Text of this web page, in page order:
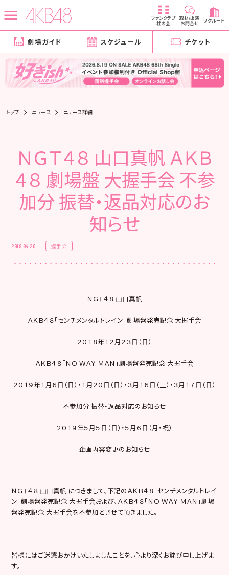
ファンクラブ
-柱の会-
取材/出演
お問合せ リクルート
劇場ガイド スケジュール チケット
トップ ニュース ニュース詳細
ＮＧＴ４８ 山口真帆 ＡＫＢ
４８ 劇場盤 大握手会 不参
加分 振替・返品対応のお
知らせ
2019.04.26 握手会
ＮＧＴ４８ 山口真帆
ＡＫＢ４８「センチメンタルトレイン」劇場盤発売記念 大握手会
２０１８年１２月２３日（日）
ＡＫＢ４８「ＮＯ ＷＡＹ ＭＡＮ」劇場盤発売記念 大握手会
２０１９年１月６日（日）・１月２０日（日）・３月１６日（土）・３月１７日（日）
不参加分 振替・返品対応のお知らせ
２０１９年５月５日（日）・５月６日（月・祝）
企画内容変更のお知らせ
ＮＧＴ４８ 山口真帆 につきまして、下記のＡＫＢ４８「センチメンタルトレイ
ン」劇場盤発売記念 大握手会および、ＡＫＢ４８「ＮＯ ＷＡＹ ＭＡＮ」劇場
盤発売記念 大握手会を不参加とさせて頂きました。
皆様にはご迷惑おかけいたしましたことを、心より深くお詫び申し上げま
す。